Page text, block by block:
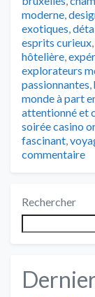
moderne,
exotiques,
esprits curieux,
hôtelière,
explorateurs
passionnantes,
monde à part
attentionné et
soirée casino
fascinant,
commentaire
Rechercher